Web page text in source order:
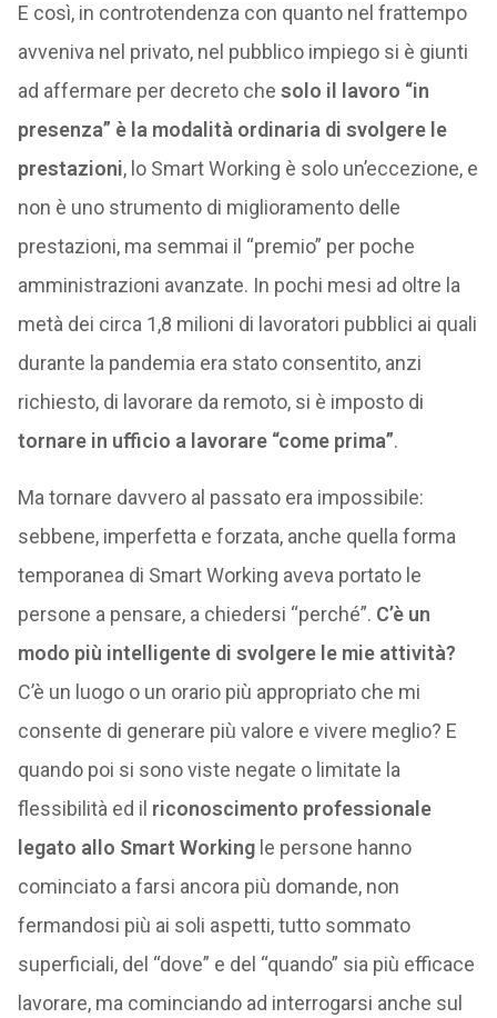
E così, in controtendenza con quanto nel frattempo
avveniva nel privato, nel pubblico impiego si è giunti
ad affermare per decreto che solo il lavoro “in
presenza” è la modalità ordinaria di svolgere le
prestazioni, lo Smart Working è solo un’eccezione, e
non è uno strumento di miglioramento delle
prestazioni, ma semmai il “premio” per poche
amministrazioni avanzate. In pochi mesi ad oltre la
metà dei circa 1,8 milioni di lavoratori pubblici ai quali
durante la pandemia era stato consentito, anzi
richiesto, di lavorare da remoto, si è imposto di
tornare in ufficio a lavorare “come prima”.
Ma tornare davvero al passato era impossibile:
sebbene, imperfetta e forzata, anche quella forma
temporanea di Smart Working aveva portato le
persone a pensare, a chiedersi “perché”. C’è un
modo più intelligente di svolgere le mie attività?
C’è un luogo o un orario più appropriato che mi
consente di generare più valore e vivere meglio? E
quando poi si sono viste negate o limitate la
flessibilità ed il riconoscimento professionale
legato allo Smart Workingle persone hanno
cominciato a farsi ancora più domande, non
fermandosi più ai soli aspetti, tutto sommato
superficiali, del “dove” e del “quando” sia più efficace
lavorare, ma cominciando ad interrogarsi anche sul